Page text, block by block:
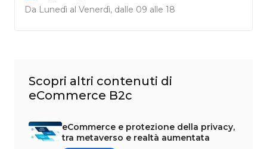
Da Lunedì al Venerdì, dalle 09 alle 18
Scopri altri contenuti di
eCommerce B2c
eCommerce e protezione della privacy,
tra metaverso e realtà aumentata